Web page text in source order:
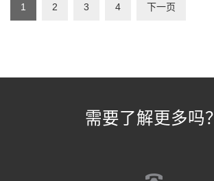
1 2 3 4 下一页
需要了解更多吗？